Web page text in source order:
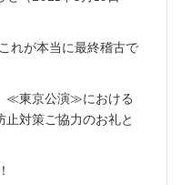
れが本当に最終稽古で
≪東京公演≫における
対策ご協力のお礼と